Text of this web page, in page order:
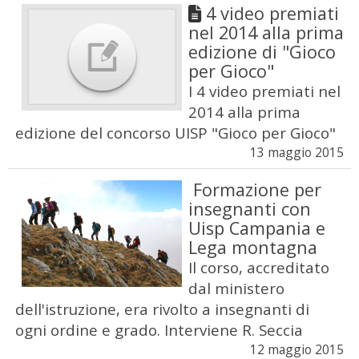
4 video premiati
nel 2014 alla prima
edizione di "Gioco
per Gioco"
I 4 video premiati nel
2014 alla prima
edizione del concorso UISP "Gioco per Gioco"
13 maggio 2015
Formazione per
insegnanti con
Uisp Campania e
Lega montagna
Il corso, accreditato
dal ministero
dell'istruzione, era rivolto a insegnanti di
ogni ordine e grado. Interviene R. Seccia
12 maggio 2015